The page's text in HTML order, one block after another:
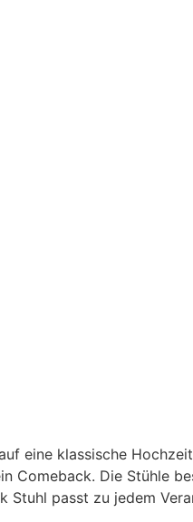
eine klassische
Comeback. Die Stühle
Stuhl passt zu jedem